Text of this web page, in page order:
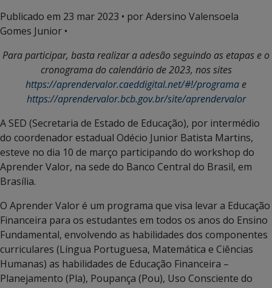
Publicado em 23 mar 2023 • por Adersino Valensoela
Gomes Junior •
Para participar, basta realizar a adesão seguindo as etapas e o
cronograma do calendário de 2023, nos sites
https://aprendervalor.caeddigital.net/#!/programa e
https://aprendervalor.bcb.gov.br/site/aprendervalor
A SED (Secretaria de Estado de Educação), por intermédio
do coordenador estadual Odécio Junior Batista Martins,
esteve no dia 10 de março participando do workshop do
Aprender Valor, na sede do Banco Central do Brasil, em
Brasília.
O Aprender Valor é um programa que visa levar a Educação
Financeira para os estudantes em todos os anos do Ensino
Fundamental, envolvendo as habilidades dos componentes
curriculares (Língua Portuguesa, Matemática e Ciências
Humanas) as habilidades de Educação Financeira –
Planejamento (Pla), Poupança (Pou), Uso Consciente do